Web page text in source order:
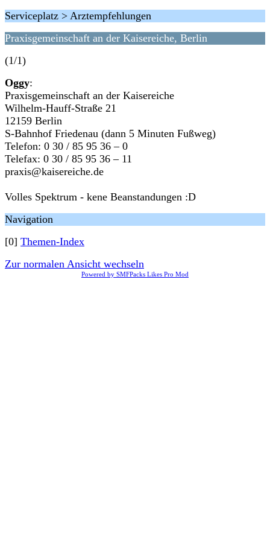
Serviceplatz > Arztempfehlungen
Praxisgemeinschaft an der Kaisereiche, Berlin
(1/1)
Oggy:
Praxisgemeinschaft an der Kaisereiche
Wilhelm-Hauff-Straße 21
12159 Berlin
S-Bahnhof Friedenau (dann 5 Minuten Fußweg)
Telefon: 0 30 / 85 95 36 – 0
Telefax: 0 30 / 85 95 36 – 11
praxis@kaisereiche.de
Volles Spektrum - kene Beanstandungen :D
Navigation
[0] Themen-Index
Zur normalen Ansicht wechseln
Powered by SMFPacks Likes Pro Mod